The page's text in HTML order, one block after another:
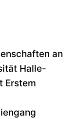
an
Halle-
Erstem